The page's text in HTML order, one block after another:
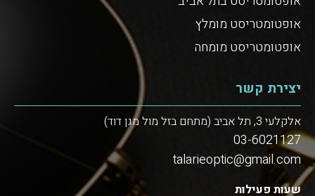
אופטומטריסט מומלץ
אופטומטריסט מומחה
יצירת קשר
אלקלעי 3, תל אביב (מתחם בזל מול מגן דוד)
03-6021127
talarieoptic@gmail.com
שעות פעילות